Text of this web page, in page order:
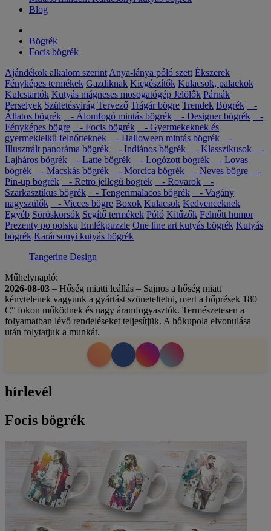
Blog
Bögrék
Focis bögrék
Ajándékok alkalom szerint Anya-lánya póló szett Ékszerek
Fényképes termékek Gazdiknak Kiegészítők Kulacsok, palackok
Kulcstartók Kutyás mágneses mosogatógép Jelölők Párnák
Perselyek Születésvirág Tervező Trágár bögre Trendek Bögrék
-
Állatos bögrék
- Álomfogó mintás bögrék - Designer bögrék
-
Fényképes bögre
- Focis bögrék
- Gyermekeknek és
gyermeklelkű felnőtteknek
- Halloween mintás bögrék
-
Illusztrált panoráma bögrék
- Indiános bögrék - Klasszikusok
-
Lajháros bögrék
- Latte bögrék - Logózott bögrék
- Lovas
bögrék
- Macskás bögrék - Morcica bögrék - Neves bögre
-
Pin-up bögrék
- Retro jellegű bögrék - Rovarok
-
Szarkasztikus bögrék
- Tengerimalacos bögrék
- Vagány
nagyszülők
- Vicces bögre Boxok Kulacsok Kedvenceknek
Egyéb Söröskorsók Segítő termékek Póló Kitűzők Felnőtt humor
Prezenty po polsku Emlékpuzzle One line art kutyás bögrék Kutyás
bögrék Karácsonyi kutyás bögrék
Tangerine Design
Műhelynapló:
2026-08-03 – Hőség miatti leállás – Sajnos a hőség miatt
kénytelenek vagyunk a gyártást szüneteltetni, mert a hőprések 180
C° fokon működnek és nagy áramfogyasztók. Természetesen a
folyamatban lévő rendeléseket teljesítjük. A hőkupola elvonulása
után folytatjuk a munkát.
hírlevél
Focis bögrék